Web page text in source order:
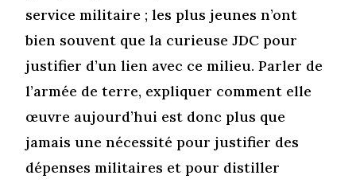
service militaire ; les plus jeunes n’ont
bien souvent que la curieuse JDC pour
justifier d’un lien avec ce milieu. Parler de
l’armée de terre, expliquer comment elle
œuvre aujourd’hui est donc plus que
jamais une nécessité pour justifier des
dépenses militaires et pour distiller